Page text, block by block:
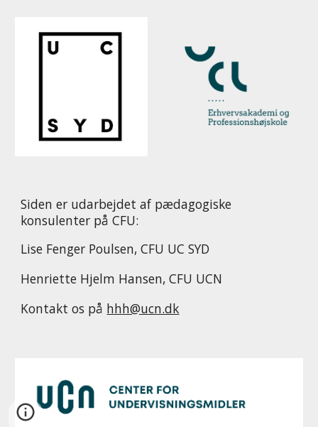
Siden er udarbejdet af pædagogiske
konsulenter på CFU:
Lise Fenger Poulsen, CFU UC SYD
Henriette Hjelm Hansen, CFU UCN
Kontakt os på hhh@ucn.dk